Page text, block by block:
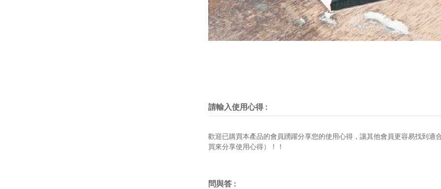
請輸入使用心得 :
歡迎已購買本產品的會員踴躍分享您的使用心得，讓其他會員更容易找到適
買來分享使用心得）！！
問與答 :